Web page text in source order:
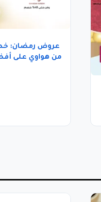
عروض رمضان:
من هواوي على